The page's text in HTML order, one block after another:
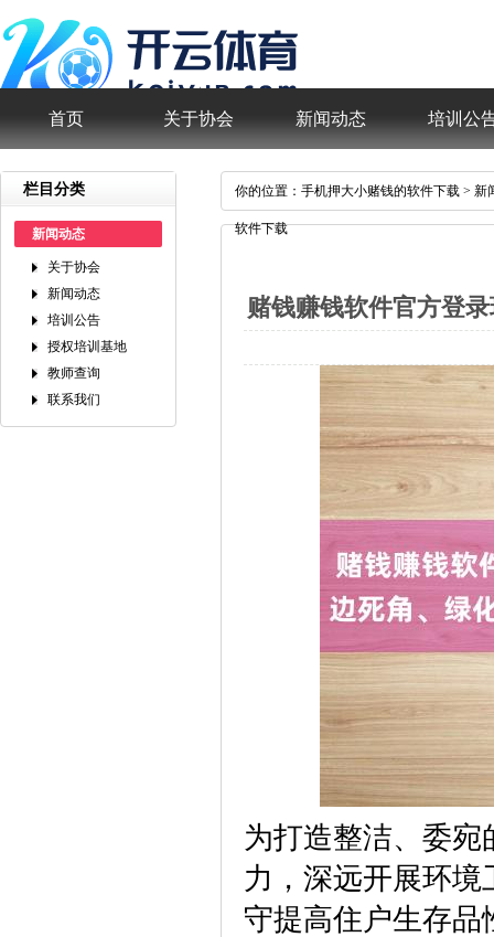
首页 关于协会 新闻动态 培训公
栏目分类
新闻动态
关于协会
新闻动态
培训公告
授权培训基地
教师查询
联系我们
你的位置： 手机押大小赌钱的软件下载 > 新
软件下载
赌钱赚钱软件官方登
为打造整洁、委
力，深远开展环
守提高住户生存品